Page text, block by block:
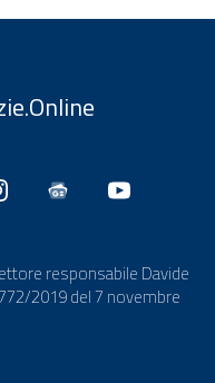
responsabile Davide
2019 del 7 novembre